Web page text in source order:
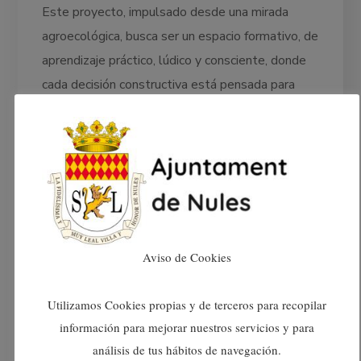
Este proyecto, impulsado desde una mirada
agroecológica, busca ser un espacio formativo, de
aprendizaje práctico, lúdico y consciente, donde
cada decisión constructiva está pensada para
generar belleza a partir de materiales
reutilizados.
Eltrencadíses una técnica decorativa que
consiste en crear superficies ornamentales a
partir de fragmentos irregulares de cerámica,
Material reciclado: se utiliza a menudo
Aviso de Cookies
Utilizamos Cookies propias y de terceros para recopilar
información para mejorar nuestros servicios y para
análisis de tus hábitos de navegación.